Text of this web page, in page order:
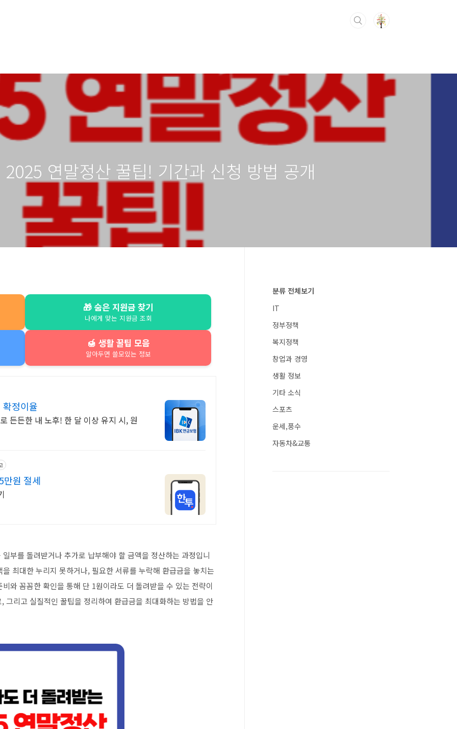
연말정산 꿀팁! 기간과 신청 방법 공개
🎁 숨은 지원금 찾기
나에게 맞는 지원금 조회
🍯 생활 꿀팁 모음
알아두면 쓸모있는 정보
정이율
든든한 내 노후! 한 달 이상 유지 시, 원
만원 절세
부를 돌려받거나 추가로 납부해야 할 금액을 정산하는 과정입니
최대한 누리지 못하거나, 필요한 서류를 누락해 환급금을 놓치는
와 꼼꼼한 확인을 통해 단 1원이라도 더 돌려받을 수 있는 전략이
그리고 실질적인 꿀팁을 정리하여 환급금을 최대화하는 방법을 안
분류 전체보기
IT
정부정책
복지정책
창업과 경영
생활 정보
기타 소식
스포츠
운세,풍수
자동차&교통